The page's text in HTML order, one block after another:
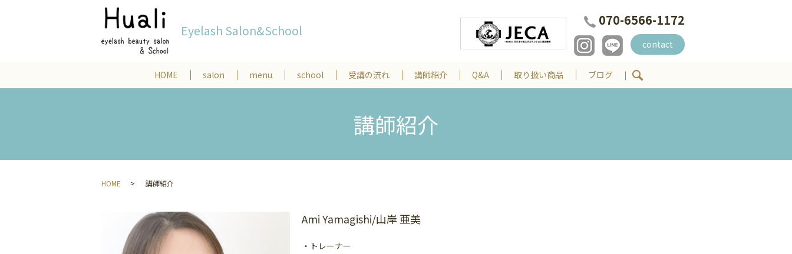
Eyelash Salon&School
070-6566-1172
contact
HOME salon menu school 受講の流れ 講師紹介 Q&A 取り扱い商品 ブログ
講師紹介
HOME 講師紹介
Ami Yamagishi/山岸 亜美
・トレーナー